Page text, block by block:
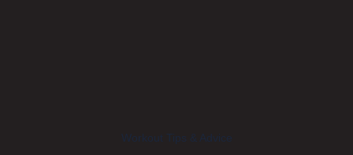
Workout Tips & Advice